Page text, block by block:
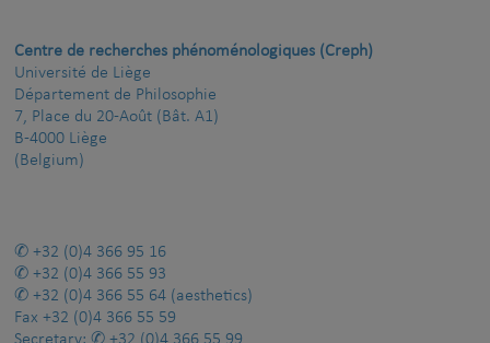
Centre de recherches phénoménologiques (Creph)
Université de Liège
Département de Philosophie
7, Place du 20-Août (Bât. A1)
B-4000 Liège
(Belgium)
+32 (0)4 366 95 16
+32 (0)4 366 55 93
+32 (0)4 366 55 64 (aesthetics)
Fax +32 (0)4 366 55 59